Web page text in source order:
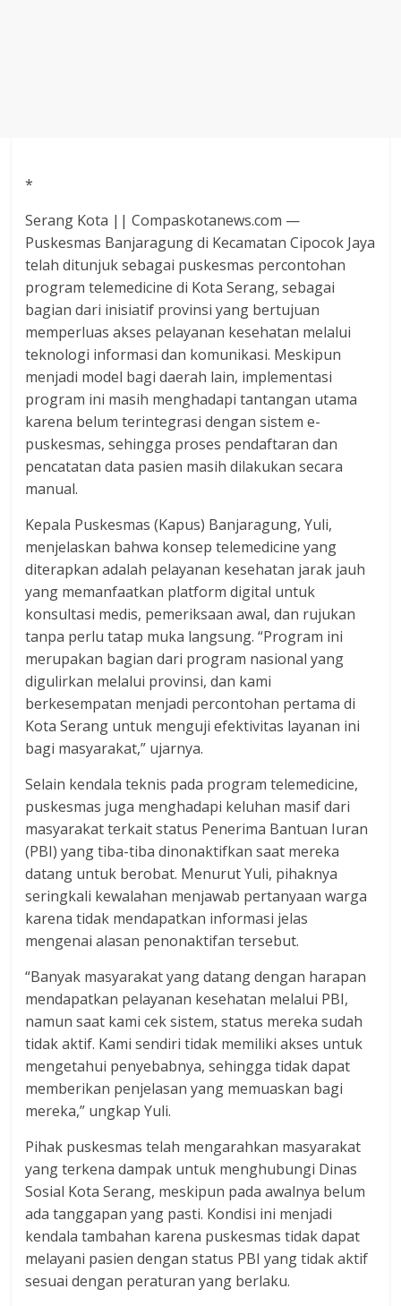
dalam
setiap
liputan
peristiwa
dan
tulis
secara
cerdas,
tajam
dan
berimbang.
*
Serang Kota || Compaskotanews.com —
Puskesmas Banjaragung di Kecamatan Cipocok Jaya
telah ditunjuk sebagai puskesmas percontohan
program telemedicine di Kota Serang, sebagai
bagian dari inisiatif provinsi yang bertujuan
memperluas akses pelayanan kesehatan melalui
teknologi informasi dan komunikasi. Meskipun
menjadi model bagi daerah lain, implementasi
program ini masih menghadapi tantangan utama
karena belum terintegrasi dengan sistem e-
puskesmas, sehingga proses pendaftaran dan
pencatatan data pasien masih dilakukan secara
manual.
Kepala Puskesmas (Kapus) Banjaragung, Yuli,
menjelaskan bahwa konsep telemedicine yang
diterapkan adalah pelayanan kesehatan jarak jauh
yang memanfaatkan platform digital untuk
konsultasi medis, pemeriksaan awal, dan rujukan
tanpa perlu tatap muka langsung. “Program ini
merupakan bagian dari program nasional yang
digulirkan melalui provinsi, dan kami
berkesempatan menjadi percontohan pertama di
Kota Serang untuk menguji efektivitas layanan ini
bagi masyarakat,” ujarnya.
Selain kendala teknis pada program telemedicine,
puskesmas juga menghadapi keluhan masif dari
masyarakat terkait status Penerima Bantuan Iuran
(PBI) yang tiba-tiba dinonaktifkan saat mereka
datang untuk berobat. Menurut Yuli, pihaknya
seringkali kewalahan menjawab pertanyaan warga
karena tidak mendapatkan informasi jelas
mengenai alasan penonaktifan tersebut.
“Banyak masyarakat yang datang dengan harapan
mendapatkan pelayanan kesehatan melalui PBI,
namun saat kami cek sistem, status mereka sudah
tidak aktif. Kami sendiri tidak memiliki akses untuk
mengetahui penyebabnya, sehingga tidak dapat
memberikan penjelasan yang memuaskan bagi
mereka,” ungkap Yuli.
Pihak puskesmas telah mengarahkan masyarakat
yang terkena dampak untuk menghubungi Dinas
Sosial Kota Serang, meskipun pada awalnya belum
ada tanggapan yang pasti. Kondisi ini menjadi
kendala tambahan karena puskesmas tidak dapat
melayani pasien dengan status PBI yang tidak aktif
sesuai dengan peraturan yang berlaku.